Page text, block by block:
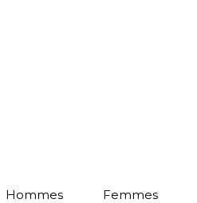
Hommes Femmes